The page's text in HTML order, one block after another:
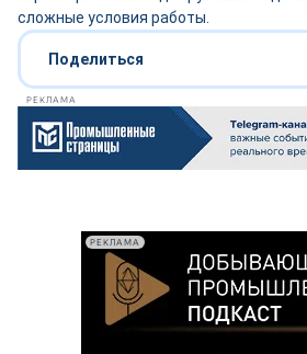
сложные условия работы.
Поделиться
РЕКЛАМА
РЕКЛАМА